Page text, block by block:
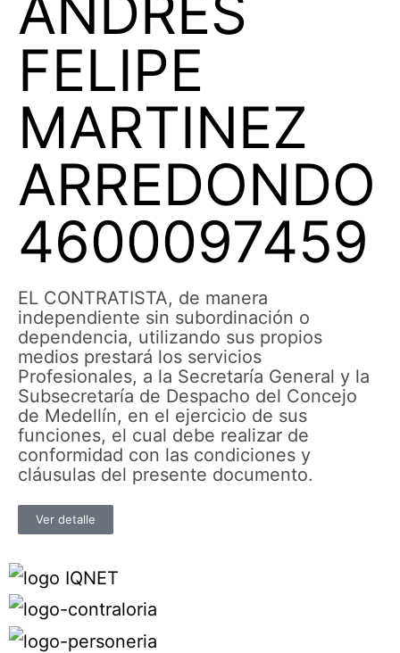
FELIPE
MARTINEZ
ARREDONDO
4600097459
EL CONTRATISTA, de manera
independiente sin subordinación o
dependencia, utilizando sus propios
medios prestará los servicios
Profesionales, a la Secretaría General y la
Subsecretaría de Despacho del Concejo
de Medellín, en el ejercicio de sus
funciones, el cual debe realizar de
conformidad con las condiciones y
cláusulas del presente documento.
Ver detalle